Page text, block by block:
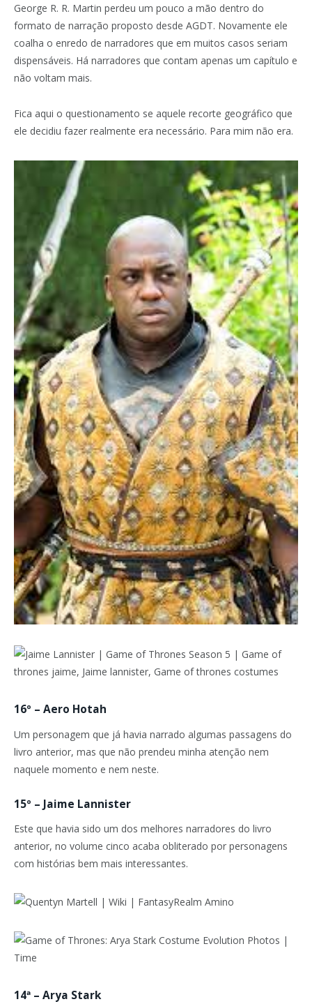
George R. R. Martin perdeu um pouco a mão dentro do
formato de narração proposto desde AGDT. Novamente ele
coalha o enredo de narradores que em muitos casos seriam
dispensáveis. Há narradores que contam apenas um capítulo e
não voltam mais.
Fica aqui o questionamento se aquele recorte geográfico que
ele decidiu fazer realmente era necessário. Para mim não era.
16º – Aero Hotah
Um personagem que já havia narrado algumas passagens do
livro anterior, mas que não prendeu minha atenção nem
naquele momento e nem neste.
15º – Jaime Lannister
Este que havia sido um dos melhores narradores do livro
anterior, no volume cinco acaba obliterado por personagens
com histórias bem mais interessantes.
14ª – Arya Stark